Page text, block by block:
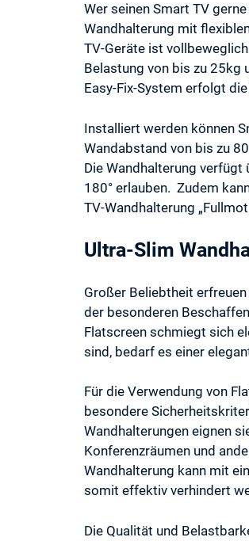
Wer seinen Smart TV
Wandhalterung mit
TV-Geräte ist
Belastung von bis zu 25kg
Easy-Fix-System erfolgt
Installiert werden können
Wandabstand von bis zu
Die Wandhalterung verfügt
180° erlauben. Zudem
TV-Wandhalterung
Ultra-Slim
Großer Beliebtheit
der besonderen
Flatscreen schmiegt sich
sind, bedarf es einer
Für die Verwendung von
besondere
Wandhalterungen eignen
Konferenzräumen und
Wandhalterung kann mit
somit effektiv verhindert
Die Qualität und